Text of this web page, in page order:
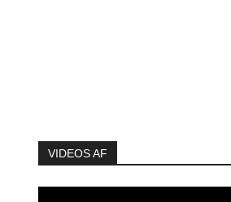
VIDEOS AF